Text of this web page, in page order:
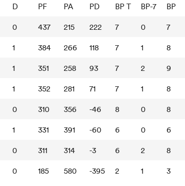
D PF PA PD BP T BP-7 BP
0 437 215 222 7 0 7
1 384 266 118 7 1 8
1 351 258 93 7 2 9
1 352 281 71 7 1 8
0 310 356 -46 8 0 8
1 331 391 -60 6 0 6
0 311 314 -3 6 2 8
0 185 580 -395 2 1 3